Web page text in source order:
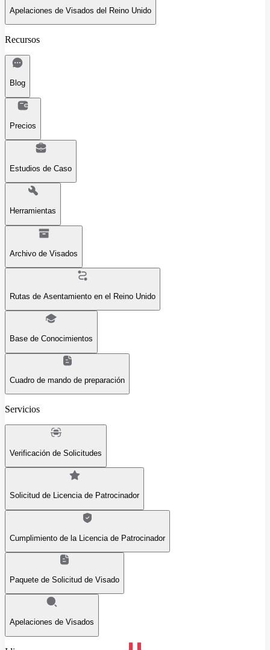
Apelaciones de Visados del Reino Unido
Recursos
Blog
Precios
Estudios de Caso
Herramientas
Archivo de Visados
Rutas de Asentamiento en el Reino Unido
Base de Conocimientos
Cuadro de mando de preparación
Servicios
Verificación de Solicitudes
Solicitud de Licencia de Patrocinador
Cumplimiento de la Licencia de Patrocinador
Paquete de Solicitud de Visado
Apelaciones de Visados